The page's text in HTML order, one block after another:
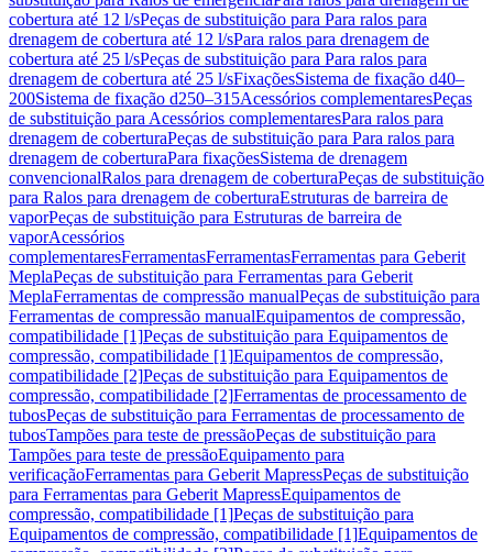
cobertura até 12 l/sPeças de substituição para Para ralos para
drenagem de cobertura até 12 l/sPara ralos para drenagem de
cobertura até 25 l/sPeças de substituição para Para ralos para
drenagem de cobertura até 25 l/sFixaçõesSistema de fixação d40–
200Sistema de fixação d250–315Acessórios complementaresPeças
de substituição para Acessórios complementaresPara ralos para
drenagem de coberturaPeças de substituição para Para ralos para
drenagem de coberturaPara fixaçõesSistema de drenagem
convencionalRalos para drenagem de coberturaPeças de substituição
para Ralos para drenagem de coberturaEstruturas de barreira de
vaporPeças de substituição para Estruturas de barreira de
vaporAcessórios
complementaresFerramentasFerramentasFerramentas para Geberit
MeplaPeças de substituição para Ferramentas para Geberit
MeplaFerramentas de compressão manualPeças de substituição para
Ferramentas de compressão manualEquipamentos de compressão,
compatibilidade [1]Peças de substituição para Equipamentos de
compressão, compatibilidade [1]Equipamentos de compressão,
compatibilidade [2]Peças de substituição para Equipamentos de
compressão, compatibilidade [2]Ferramentas de processamento de
tubosPeças de substituição para Ferramentas de processamento de
tubosTampões para teste de pressãoPeças de substituição para
Tampões para teste de pressãoEquipamento para
verificaçãoFerramentas para Geberit MapressPeças de substituição
para Ferramentas para Geberit MapressEquipamentos de
compressão, compatibilidade [1]Peças de substituição para
Equipamentos de compressão, compatibilidade [1]Equipamentos de